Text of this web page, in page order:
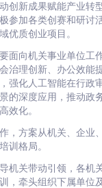
创新成果赋能产业转
参加各类创赛和研讨
优质创业项目。
面向机关事业单位工
治理创新、办公效能
强化人工智能在行政
的深度应用，推动政
效化。
，方案从机关、企业
训格局。
机关带动引领，各机
，牵头组织下属单位